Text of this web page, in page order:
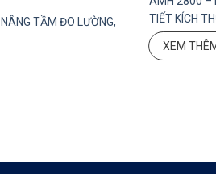
TẦM ĐO LƯỜNG,
TIẾT KÍCH
XEM